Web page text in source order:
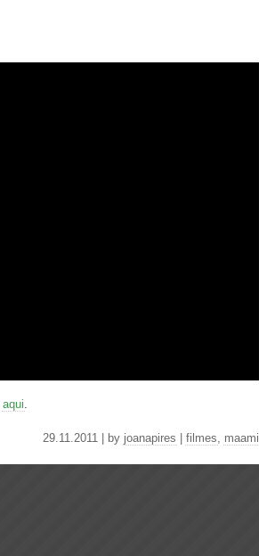
aqui.
29.11.2011 | by joanapires filmes, maami